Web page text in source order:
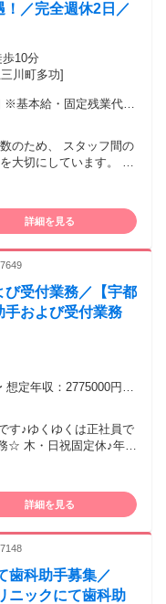
／完全週休2日／
10分
川町多功]
※基本給・固定残業代・
定残業時間：1ヶ月あ
時間については別途残
で支払われるその他手
／6時間程度） 【上記の
～／月） 【他手
職手当（任意） ・通勤
途支
のため、 スタッフ間の
大切にしています。 歯
医療の現場なので臨
かせる職場です。 年
外事由3号のイ））
詳細を見る
び受付業務／【宇都
手および受付業務
す♪ゆくゆくは正社員で
☆ 木・日祝固定休♪年間
たい ・福祉に興味があ
した業界で働きたい
） 介護福祉士資格
詳細を見る
歯科助手募集／
ニックにて歯科助